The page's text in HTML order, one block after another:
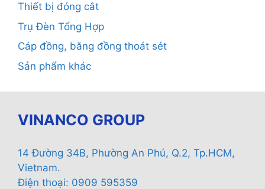
Thiết bị đóng cắt
Trụ Đèn Tổng Hợp
Cáp đồng, băng đồng thoát sét
Sản phẩm khác
VINANCO GROUP
14 Đường 34B, Phường An Phú, Q.2, Tp.HCM,
Vietnam.
Điện thoại: 0909 595359